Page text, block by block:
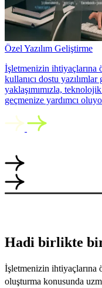
Özel Yazılım Geliştirme
İşletmenizin ihtiyaçlarına
kullanıcı dostu
yaklaşımımızla,
geçmenize yardımcı
Hadi birlikte
İşletmenizin ihtiyaçlarına
oluşturma konusunda